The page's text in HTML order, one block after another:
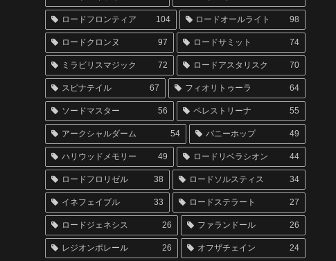
ロードフロンティア 104 ロードオールライト 98
ロードクロンヌ 97 ロードサミット 74
ミラビリスマジック 72 ロードアスタリスク 70
スピナテイル 67 フィオリトゥーラ 64
ソードマスター 56 ペレストリーナ 55
アークシャルダーム 54 バニーホップ 49
ハリウッドメモリー 49 ロードリベラシオン 44
ロードフロリゼル 38 ロードソルスティス 34
イネフェイブル 33 ロードステラート 27
ロードジェネシス 26 ファランドール 26
レジオンポレール 26 オフザチェイン 24